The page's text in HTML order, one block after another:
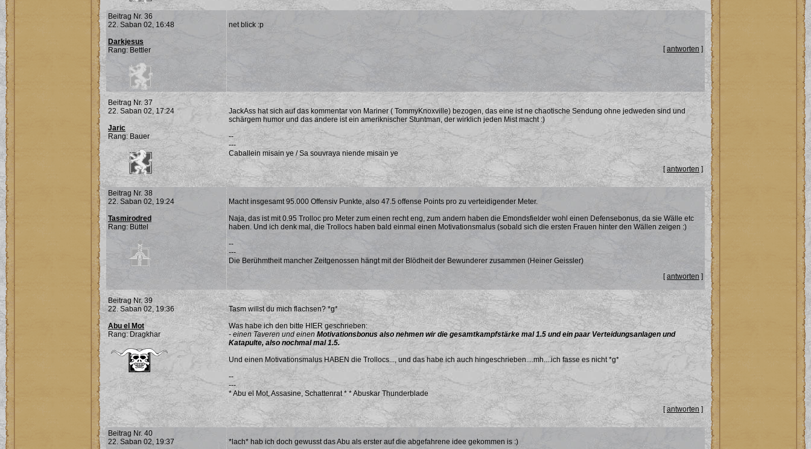
Beitrag Nr. 36
22. Saban 02, 16:48
Darkjesus
Rang: Bettler
net blick :p
[antworten ]
Beitrag Nr. 37
22. Saban 02, 17:24
Jaric
Rang: Bauer
JackAss hat sich auf das kommentar von Mariner ( TommyKnoxville) bezogen, das eine ist ne chaotische Sendung ohne jedweden sind und
schärgem humor und das andere ist ein ameriknischer Stuntman, der wirklich jeden Mist macht :)
--
---
Caballein misain ye / Sa souvraya niende misain ye
[antworten]
Beitrag Nr. 38
22. Saban 02, 19:24
Tasmirodred
Rang: Büttel
Macht insgesamt 95.000 Offensiv Punkte, also 47.5 offense Points pro zu verteidigender Meter.
Naja, das ist mit 0.95 Trolloc pro Meter zum einen recht eng, zum andern haben die Emondsfielder wohl einen Defensebonus, da sie Wälle etc
haben. Und ich denk mal, die Trollocs haben bald einmal einen Motivationsmalus (sobald sich die ersten Frauen hinter den Wällen zeigen :)
--
---
Die Berühmtheit mancher Zeitgenossen hängt mit der Blödheit der Bewunderer zusammen (Heiner Geissler)
[antworten ]
Beitrag Nr. 39
22. Saban 02, 19:36
Abu el Mot
Rang: Dragkhar
Tasm willst du mich flachsen? *g*
Was habe ich den bitte HIER geschrieben:
- einen Taveren und einen Motivationsbonus also nehmen wir die gesamtkampfstärke mal 1.5 und ein paar Verteidungsanlagen und
Katapulte, also nochmal mal 1.5.
Und einen Motivationsmalus HABEN die Trollocs..., und das habe ich auch hingeschrieben....mh....ich fasse es nicht *g*
--
---
* Abu el Mot, Assasine, Schattenrat * * Abuskar Thunderblade
[antworten ]
Beitrag Nr. 40
22. Saban 02, 19:37
*lach* hab ich doch gewusst das Abu als erster auf die abgefahrene idee gekommen is :)